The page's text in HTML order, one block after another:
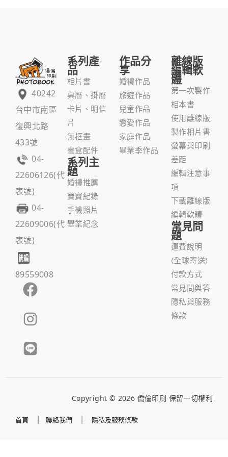
40242
台中市南區
復興北路
433號
04-
22606126(代
表號)
04-
22609006(代
表號)
89559008
系列產
品
相片書
桌曆、掛曆
卡片、明信
片
無框畫
書盒配件
系列主
題
婚禮推薦
寶寶紀錄
手機照片
畢業紀念
作品分
享
婚禮作品
旅遊作品
兒童作品
戀愛作品
家庭作品
畢業季作品
離線版
編輯軟
體
第一次製作
相本書
使用離線版
製作相片書
螢幕與印刷
差距
編輯注意事
項
下載離線版
編輯軟體
常見問
題
運費說明
(全球寄送)
付款方式
常見問與答
隱私與服務
條款
Copyright © 2026 僑倫印刷 保留一切權利
首頁 聯絡我們 隱私及服務條款